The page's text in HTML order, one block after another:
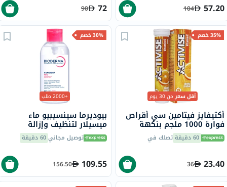
57.20
104
72
90
35% خصم
أقل سعرمن 30 يوم
أكتيفايز فيتامين سي أقراص
فوارة 1000 ملجم بنكهة
البرتقال حزمة من 20
60 دقيقة تصلك في
23.40
36
30% خصم
+2000 طلب
بيوديرما سينسيبيو ماء
ميسيلار لتنظيف وإزالة
المكياج 850 ملتوصيل مجاني60 دقيقة
109.55
156.50